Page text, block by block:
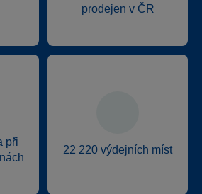
prodejen v ČR
při
22 220 výdejních míst